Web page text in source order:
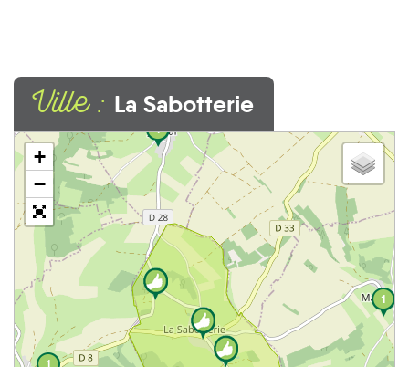
Ville : La Sabotterie
1
1
1
+
−